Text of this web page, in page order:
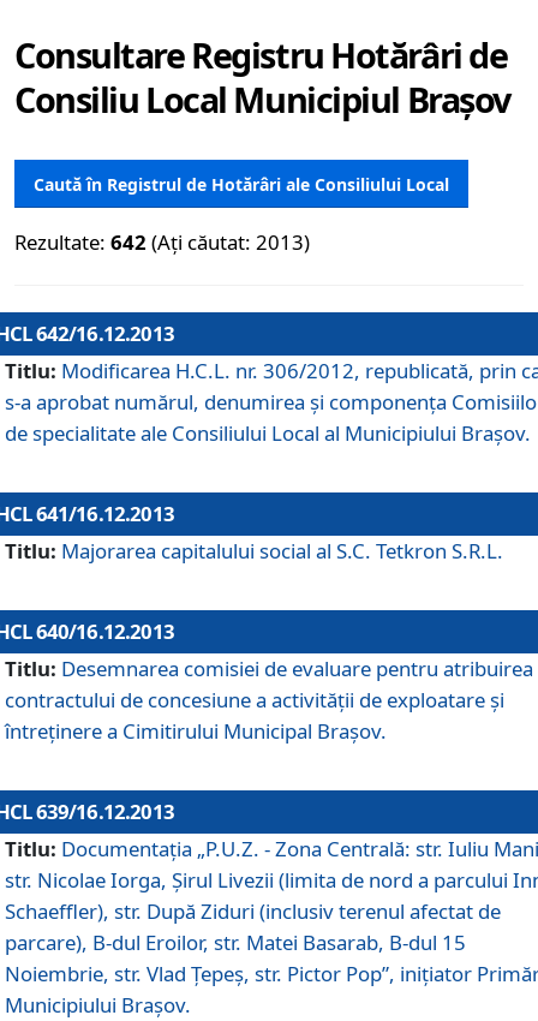
Consultare Registru Hotărâri de
Consiliu Local Municipiul Brașov
Caută în Registrul de Hotărâri ale Consiliului Local
Rezultate: 642 (Ați căutat: 2013)
642/16.12.2013
Titlu: Modificarea H.C.L. nr. 306/2012, republicată, prin
s-a aprobat numărul, denumirea şi componenţa
de specialitate ale Consiliului Local al Municipiului Braşov.
641/16.12.2013
Titlu: Majorarea capitalului social al S.C. Tetkron S.R.L.
640/16.12.2013
Titlu: Desemnarea comisiei de evaluare pentru atribuirea
contractului de concesiune a activităţii de exploatare şi
întreţinere a Cimitirului Municipal Braşov.
639/16.12.2013
Titlu: Documentaţia „P.U.Z. - Zona Centrală: str. Iuliu
str. Nicolae Iorga, Şirul Livezii (limita de nord a parcului
Schaeffler), str. După Ziduri (inclusiv terenul afectat de
parcare), B-dul Eroilor, str. Matei Basarab, B-dul 15
Noiembrie, str. Vlad Ţepeş, str. Pictor Pop”, iniţiator
Municipiului Braşov.